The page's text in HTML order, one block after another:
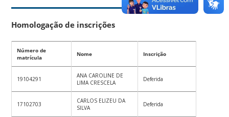
Homologação de inscrições
Número de
matrícula
Nome Inscrição
19104291
ANA CAROLINE DE
LIMA CRESCELA
Deferida
17102703
CARLOS ELIZEU DA
SILVA
Deferida